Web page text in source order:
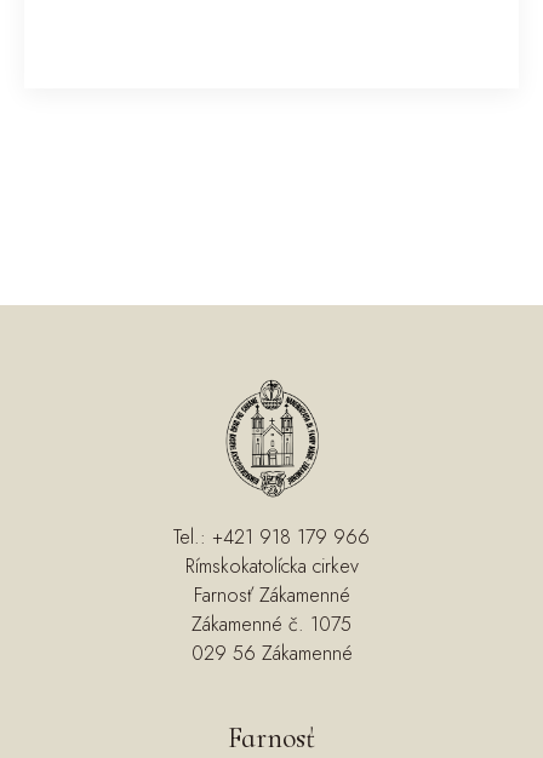
Tel.: +421 918 179 966
Rímskokatolícka cirkev
Farnosť Zákamenné
Zákamenné č. 1075
029 56 Zákamenné
Farnosť